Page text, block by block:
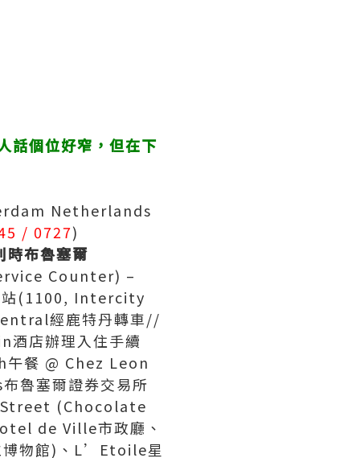
話個位好窄，但在下
Netherlands
/ 0727)
時布魯塞爾
Counter) –
站(1100, Intercity
經鹿特丹轉車//
店辦理入住手續
餐 @ Chez Leon
魯塞爾證券交易所
Street (Chocolate
de Ville市政廳、
物館)、L’Etoile星